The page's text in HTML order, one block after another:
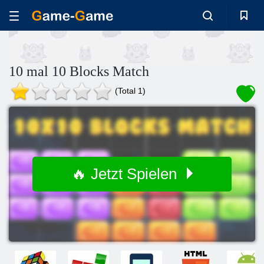
10 mal 10 Blocks Match
(Total 1)
🔥 Jetzt Spielen